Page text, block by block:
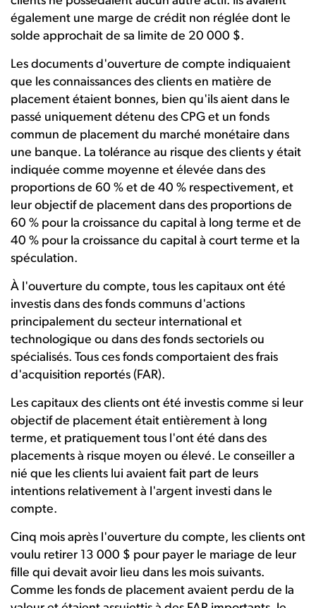
également une marge de crédit non réglée dont le
solde approchait de sa limite de 20 000 $.
Les documents d'ouverture de compte indiquaient
que les connaissances des clients en matière de
placement étaient bonnes, bien qu'ils aient dans le
passé uniquement détenu des CPG et un fonds
commun de placement du marché monétaire dans
une banque. La tolérance au risque des clients y était
indiquée comme moyenne et élevée dans des
proportions de 60 % et de 40 % respectivement, et
leur objectif de placement dans des proportions de
60 % pour la croissance du capital à long terme et de
40 % pour la croissance du capital à court terme et la
spéculation.
À l'ouverture du compte, tous les capitaux ont été
investis dans des fonds communs d'actions
principalement du secteur international et
technologique ou dans des fonds sectoriels ou
spécialisés. Tous ces fonds comportaient des frais
d'acquisition reportés (FAR).
Les capitaux des clients ont été investis comme si leur
objectif de placement était entièrement à long
terme, et pratiquement tous l'ont été dans des
placements à risque moyen ou élevé. Le conseiller a
nié que les clients lui avaient fait part de leurs
intentions relativement à l'argent investi dans le
compte.
Cinq mois après l'ouverture du compte, les clients ont
voulu retirer 13 000 $ pour payer le mariage de leur
fille qui devait avoir lieu dans les mois suivants.
Comme les fonds de placement avaient perdu de la